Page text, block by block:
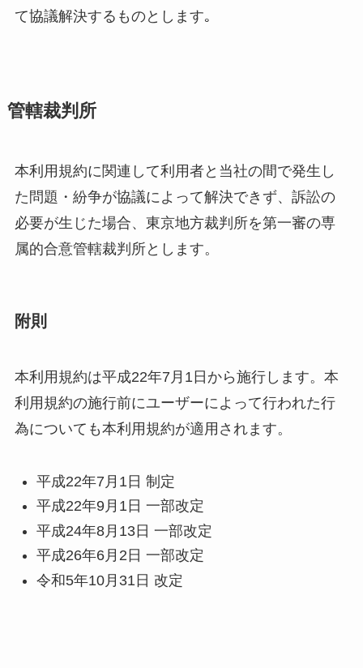
て協議解決するものとします｡
管轄裁判所
本利用規約に関連して利用者と当社の間で発生し
た問題・紛争が協議によって解決できず、訴訟の
必要が生じた場合、東京地方裁判所を第一審の専
属的合意管轄裁判所とします。
附則
本利用規約は平成22年7月1日から施行します。本
利用規約の施行前にユーザーによって行われた行
為についても本利用規約が適用されます。
平成22年7月1日 制定
平成22年9月1日 一部改定
平成24年8月13日 一部改定
平成26年6月2日 一部改定
令和5年10月31日 改定